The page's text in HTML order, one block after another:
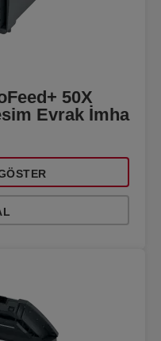
50X
Evrak İmha